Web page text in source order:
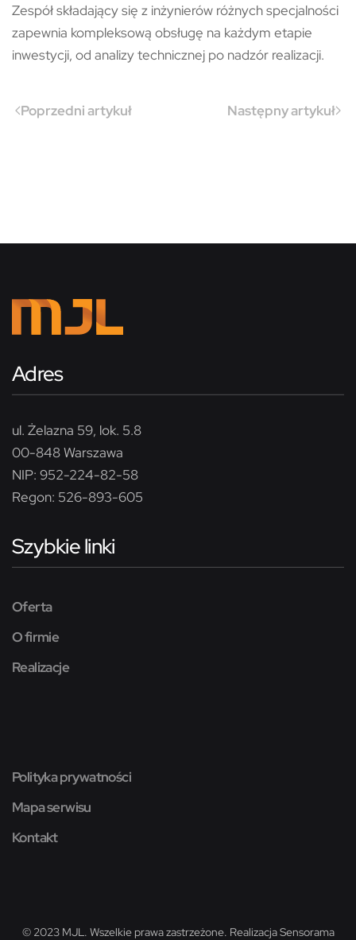
Zespół składający się z inżynierów różnych specjalności
zapewnia kompleksową obsługę na każdym etapie
inwestycji, od analizy technicznej po nadzór realizacji​​.
Poprzedni artykuł Następny artykuł
Adres
ul. Żelazna 59, lok. 5.8
00-848 Warszawa
NIP: 952-224-82-58
Regon: 526-893-605
Szybkie linki
Oferta
O firmie
Realizacje
Polityka prywatności
Mapa serwisu
Kontakt
© 2023 MJL. Wszelkie prawa zastrzeżone. RealizacjaSensorama